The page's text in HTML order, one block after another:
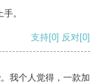
。
支持[0] 反对[0]
我个人觉得，一款加